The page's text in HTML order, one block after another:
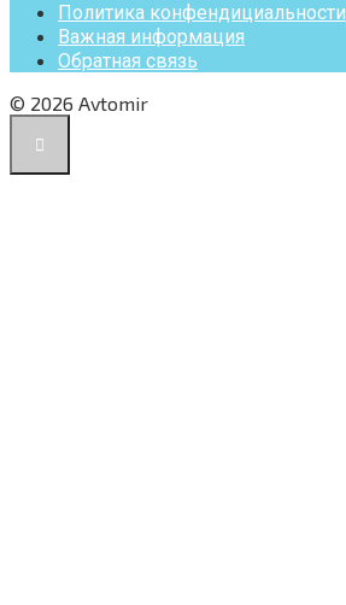
Политика конфендициальности
Важная информация
Обратная связь
© 2026 Avtomir